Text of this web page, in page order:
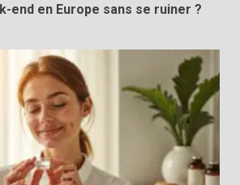
end en Europe sans se ruiner ?